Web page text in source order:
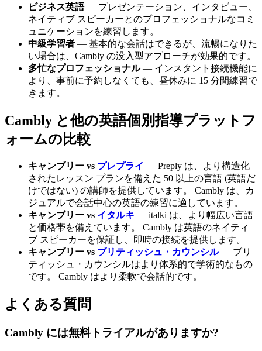
ビジネス英語— プレゼンテーション、インタビュー、
ネイティブ スピーカーとのプロフェッショナルなコミ
ュニケーションを練習します。
中級学習者 — 基本的な会話はできるが、流暢になりた
い場合は、Cambly の没入型アプローチが効果的です。
多忙なプロフェッショナル— インスタント接続機能に
より、事前に予約しなくても、昼休みに 15 分間練習で
きます。
Cambly と他の英語個別指導プラットフ
ォームの比較
キャンブリー vs プレプライ — Preply は、より構造化
されたレッスン プランを備えた 50 以上の言語 (英語だ
けではない) の講師を提供しています。 Cambly は、カ
ジュアルで会話中心の英語の練習に適しています。
キャンブリー vs イタルキ — italki は、より幅広い言語
と価格帯を備えています。 Cambly は英語のネイティ
ブ スピーカーを保証し、即時の接続を提供します。
キャンブリー vs ブリティッシュ・カウンシル— ブリ
ティッシュ・カウンシルはより体系的で学術的なもの
です。 Cambly はより柔軟で会話的です。
よくある質問
Cambly には無料トライアルがありますか?